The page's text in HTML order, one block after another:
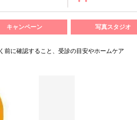
キャンペーン 写真スタジオ
に確認すること、受診の目安やホームケア